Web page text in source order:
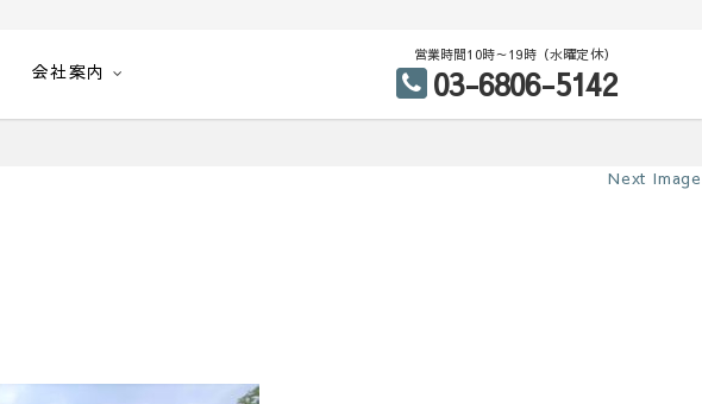
会社案内
営業時間10時～19時（水曜定休）
03-6806-5142
Next Image